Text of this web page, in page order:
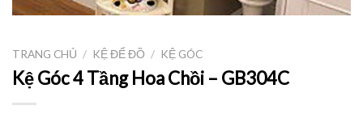
TRANG CHỦ / KỆ ĐỂ ĐỒ / KỆ GÓC
Kệ Góc 4 Tầng Hoa Chồi – GB304C